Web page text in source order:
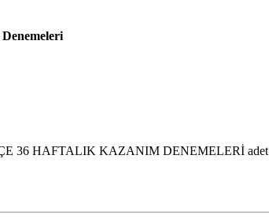
Denemeleri
36 HAFTALIK KAZANIM DENEMELERİ adet